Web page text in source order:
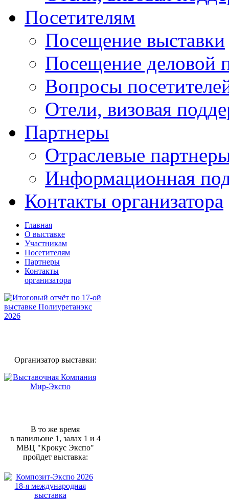
Посетителям
Посещение выставки
Посещение деловой
Вопросы
Отели, визовая
Партнеры
Отраслевые
Информационная
Контакты организатора
Главная
О выставке
Участникам
Посетителям
Партнеры
Контакты
организатора
Организатор выставки:
В то же время
в павильоне 1, залах 1 и 4
МВЦ "Крокус Экспо"
пройдет выставка: